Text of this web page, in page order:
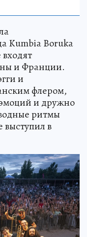
Kumbia Boruka
и Франции.
и
флером,
и дружно
ритмы
выступил в